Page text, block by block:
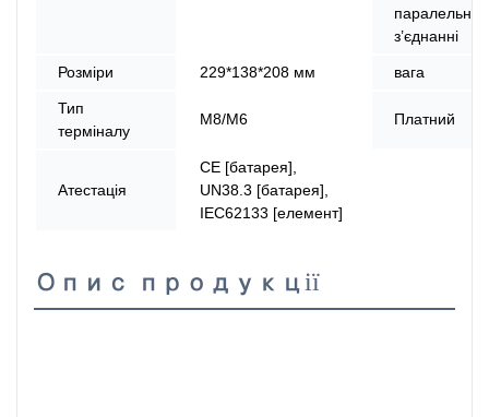
з’єднанні
Розміри 229*138*208 мм вага
Тип
терміналу
M8/M6 Платний
Атестація
CE [батарея],
UN38.3 [батарея],
IEC62133 [елемент]
Опис продукції